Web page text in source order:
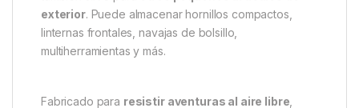
Lacremallera robusta y fiablemantiene sus
artículos seguros dentro del estuche. Los tiradores